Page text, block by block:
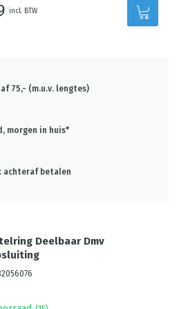
incl. BTW
75,- (m.u.v. lengtes)
morgen in huis*
achteraf betalen
Deelbaar Dmv